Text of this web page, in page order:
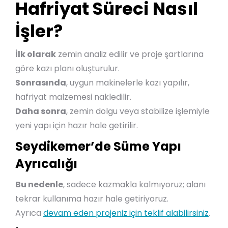
Hafriyat Süreci Nasıl
İşler?
İlk olarak zemin analiz edilir ve proje şartlarına
göre kazı planı oluşturulur.
Sonrasında, uygun makinelerle kazı yapılır,
hafriyat malzemesi nakledilir.
Daha sonra, zemin dolgu veya stabilize işlemiyle
yeni yapı için hazır hale getirilir.
Seydikemer’de Süme Yapı
Ayrıcalığı
Bu nedenle, sadece kazmakla kalmıyoruz; alanı
tekrar kullanıma hazır hale getiriyoruz.
Ayrıca devam eden projeniz için teklif alabilirsiniz.